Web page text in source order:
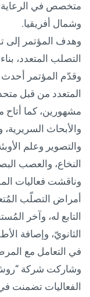
متخصص في
وشمال أفريقيا.
وهدف المؤتمر إلى
التصلب المتعدد،
وقدّم المؤتمر
المتعدد من قبل
مشهورين، كما
والأبحاث السريرية،
والتصوير وعلم
النخاع، والعصب
وناقشت فعاليات
أمراض التصلّب
التابع له، وآخر
الثانويّ، وإصافة
في التعامل مع
وشاركت شركة
الفعاليات تضمنت